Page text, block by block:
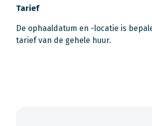
Tarief
De ophaaldatum en -locatie is
tarief van de gehele huur.